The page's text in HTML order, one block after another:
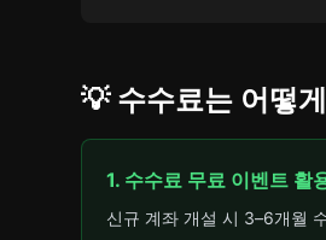
💡 수수료는 어떻
1. 수수료 무료 이벤트 활
신규 계좌 개설 시 3–6개월